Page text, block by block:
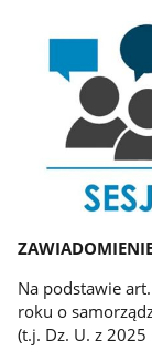
Na podstawie
roku o
(t.j. Dz. U. z